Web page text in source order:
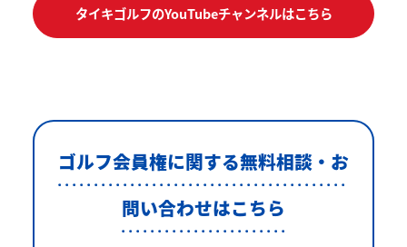
タイキゴルフのYouTubeチャンネルはこちら
ゴルフ会員権に関する無料相談・お
問い合わせはこちら